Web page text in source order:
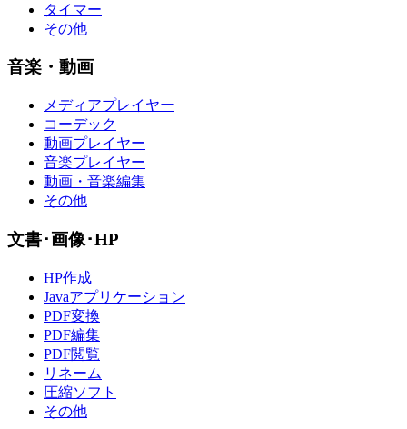
タイマー
その他
音楽・動画
メディアプレイヤー
コーデック
動画プレイヤー
音楽プレイヤー
動画・音楽編集
その他
文書･画像･HP
HP作成
Javaアプリケーション
PDF変換
PDF編集
PDF閲覧
リネーム
圧縮ソフト
その他